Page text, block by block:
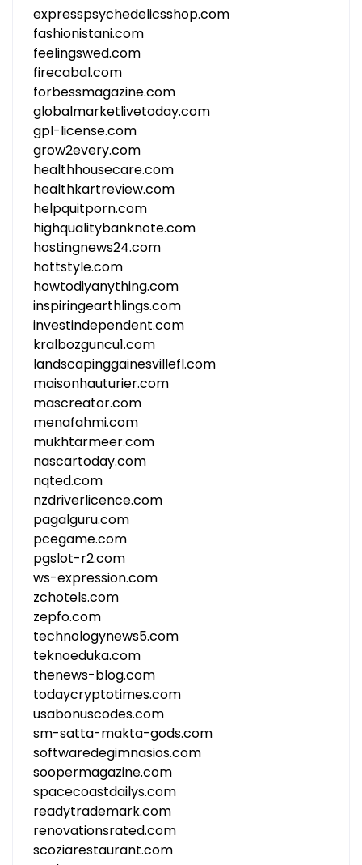
expresspsychedelicsshop.com
fashionistani.com
feelingswed.com
firecabal.com
forbessmagazine.com
globalmarketlivetoday.com
gpl-license.com
grow2every.com
healthhousecare.com
healthkartreview.com
helpquitporn.com
highqualitybanknote.com
hostingnews24.com
hottstyle.com
howtodiyanything.com
inspiringearthlings.com
investindependent.com
kralbozguncu1.com
landscapinggainesvillefl.com
maisonhauturier.com
mascreator.com
menafahmi.com
mukhtarmeer.com
nascartoday.com
nqted.com
nzdriverlicence.com
pagalguru.com
pcegame.com
pgslot-r2.com
ws-expression.com
zchotels.com
zepfo.com
technologynews5.com
teknoeduka.com
thenews-blog.com
todaycryptotimes.com
usabonuscodes.com
sm-satta-makta-gods.com
softwaredegimnasios.com
soopermagazine.com
spacecoastdailys.com
readytrademark.com
renovationsrated.com
scoziarestaurant.com